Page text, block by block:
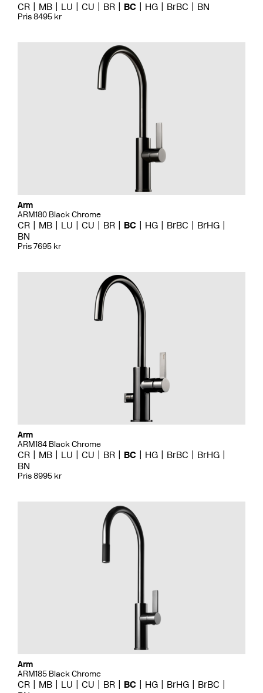
CR MB LU CU BR BC HG BrBC BN
Pris 8495 kr
Arm
ARM180 Black Chrome
CR MB LU CU BR BC HG BrBC
BrHG
BN
Pris 7695 kr
Arm
ARM184 Black Chrome
CR MB LU CU BR BC HG BrBC
BrHG
BN
Pris 8995 kr
Arm
ARM185 Black Chrome
CR MB LU CU BR BC HG BrHG
BrBC